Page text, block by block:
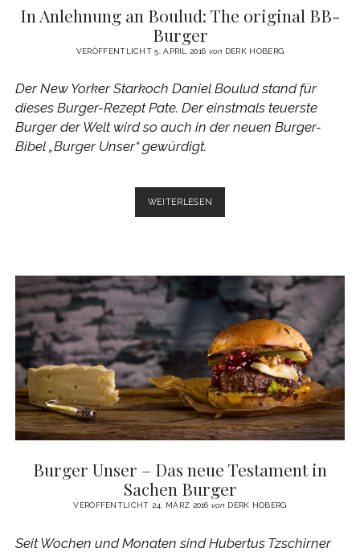
In Anlehnung an Boulud: The original BB-
Burger
VERÖFFENTLICHT 5. APRIL 2016 von DERK HOBERG
Der New Yorker Starkoch Daniel Boulud stand für
dieses Burger-Rezept Pate. Der einstmals teuerste
Burger der Welt wird so auch in der neuen Burger-
Bibel „Burger Unser“ gewürdigt.
WEITERLESEN
ANLEHNUNG
ORIGINAL
Burger Unser – Das neue Testament in
Sachen Burger
VERÖFFENTLICHT 24. MÄRZ 2016von DERK HOBERG
Seit Wochen und Monaten sind Hubertus Tzschirner